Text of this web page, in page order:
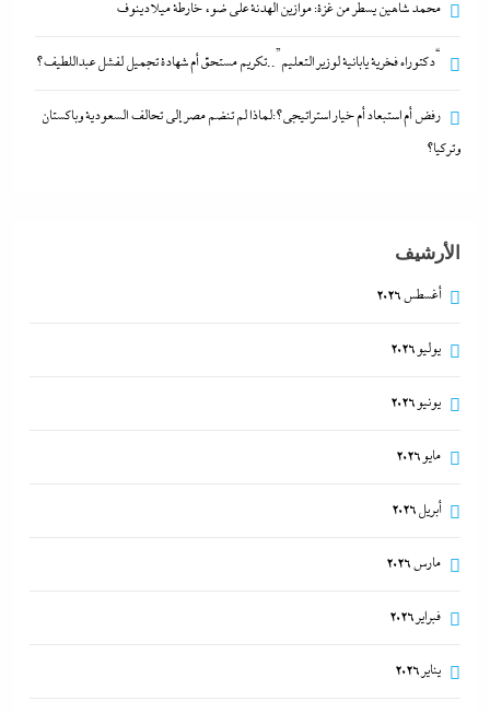
بعد القاضي المزيف: ضابط الفيس بوك بالدبلوم
محمد شاهين يسطر من غزة: موازين الهدنة على ضوء خارطة ميلادينوف
“دكتوراه فخرية يابانية لوزير التعليم”..تكريم مستحق أم شهادة تجميل لفشل عبداللطيف؟
رفض أم استبعاد أم خيار استراتيجي؟:لماذا لم تنضم مصر إلى تحالف السعودية وباكستان
وتركيا؟
الأرشيف
أغسطس 2026
يوليو 2026
يونيو 2026
مايو 2026
أبريل 2026
مارس 2026
فبراير 2026
يناير 2026